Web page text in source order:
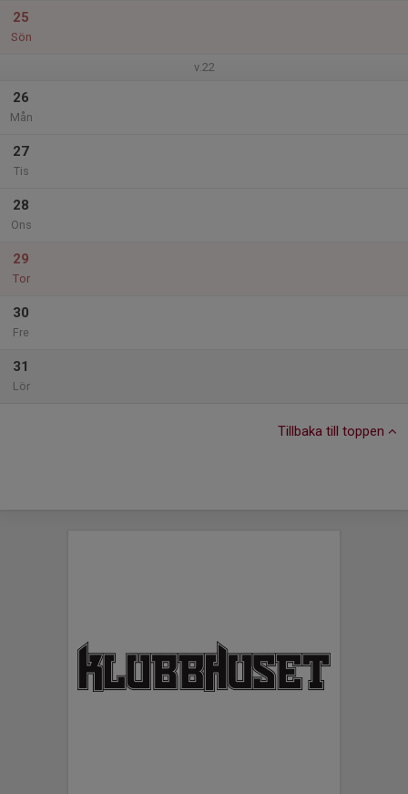
25
Sön
v.22
26
Mån
27
Tis
28
Ons
29
Tor
30
Fre
31
Lör
Tillbaka till toppen